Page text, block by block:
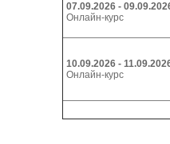
07.09.2026 ‑
Онлайн-курс
10.09.2026 ‑
Онлайн-курс